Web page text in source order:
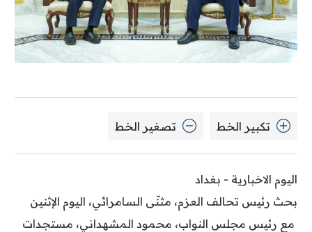
تكبير الخط تصغير الخط
اليوم الاخبارية - بغداد
بحث رئيس تحالف العزم، مثنّى السامرائي، اليوم الإثنين
مع رئيس مجلس النواب، محمود المشهداني، مستجدات